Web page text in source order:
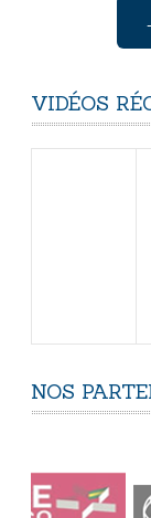
VIDÉOS
NOS